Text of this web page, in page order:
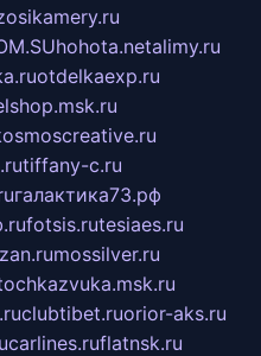
hohota.netalimy.ru
otdelkaexp.ru
tiffany-c.ru
галактика73.рф
fotsis.rutesiaes.ru
mossilver.ru
clubtibet.ruorior-aks.ru
carlines.ruflatnsk.ru